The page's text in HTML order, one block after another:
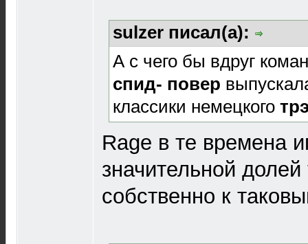
sulzer писал(а):
А с чего бы вдруг
спид- повер
классики немецкого
Rage в те времена
значительной
собственно к